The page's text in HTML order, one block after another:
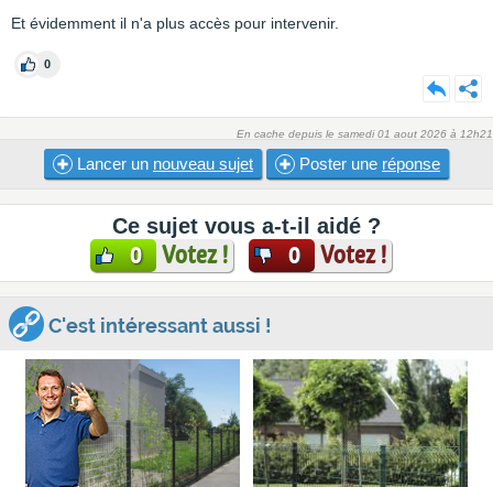
Et évidemment il n'a plus accès pour intervenir.
0
En cache depuis le samedi 01 aout 2026 à 12h21
Lancer un nouveau sujet Poster une réponse
Ce sujet vous a-t-il aidé ?
0 Votez ! 0 Votez !
C'est intéressant aussi !